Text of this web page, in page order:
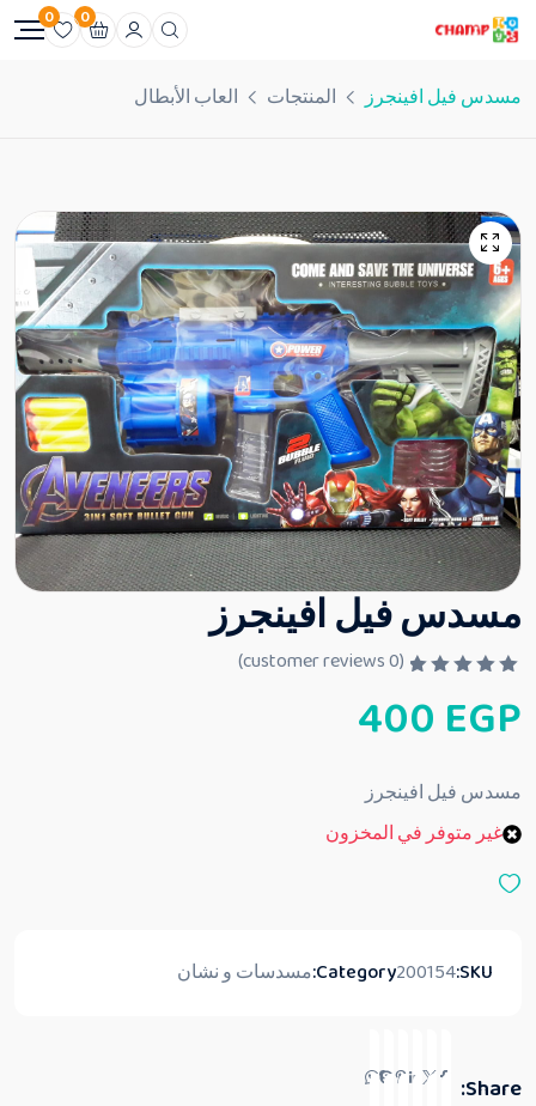
0
0
مسدس فيل افينجرز المنتجات العاب الأبطال
مسدس فيل افينجرز
م
ا
ي
م
ن
(
0
400 EGP
مسدس فيل افينجرز
غير متوفر في المخزون
SKU:
200154
Category: مسدسات و نشان
Share: